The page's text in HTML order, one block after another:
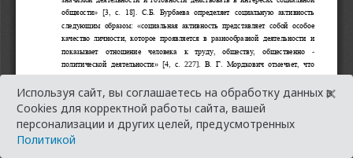
Используя сайт, вы соглашаетесь на обработку данных в
Cookies для корректной работы сайта, вашей
персонализации и других целей, предусмотренных
Политикой
×